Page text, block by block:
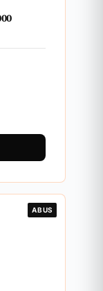
ABUS